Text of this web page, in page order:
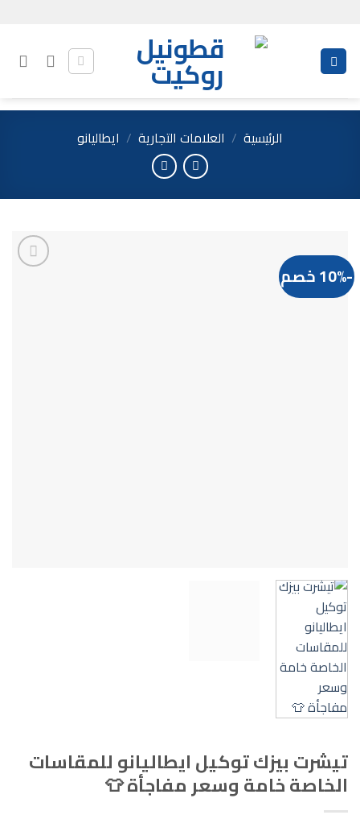
content
الرئيسية / العلامات التجارية / ايطاليانو
-10% خصم
تيشرت بيزك توكيل ايطاليانو للمقاسات
الخاصة خامة وسعر مفاجأة 👕